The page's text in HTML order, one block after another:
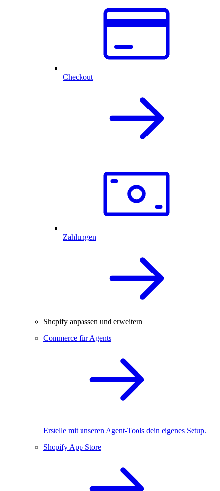
Checkout
Zahlungen
Shopify anpassen und erweitern
Commerce für Agents
Erstelle mit unseren Agent-Tools dein eigenes Setup.
Shopify App Store